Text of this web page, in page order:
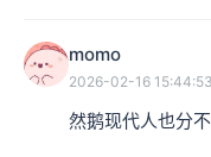
momo
2026-02-16 15:44:53
然鹅现代人也分